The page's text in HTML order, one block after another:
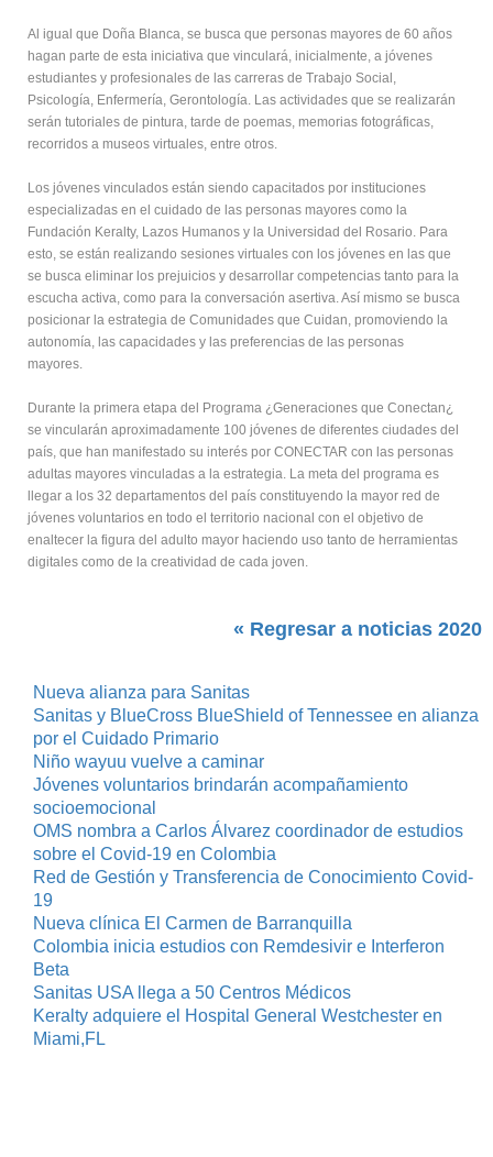
Al igual que Doña Blanca, se busca que personas mayores de 60 años
hagan parte de esta iniciativa que vinculará, inicialmente, a jóvenes
estudiantes y profesionales de las carreras de Trabajo Social,
Psicología, Enfermería, Gerontología. Las actividades que se realizarán
serán tutoriales de pintura, tarde de poemas, memorias fotográficas,
recorridos a museos virtuales, entre otros.
Los jóvenes vinculados están siendo capacitados por instituciones
especializadas en el cuidado de las personas mayores como la
Fundación Keralty, Lazos Humanos y la Universidad del Rosario. Para
esto, se están realizando sesiones virtuales con los jóvenes en las que
se busca eliminar los prejuicios y desarrollar competencias tanto para la
escucha activa, como para la conversación asertiva. Así mismo se busca
posicionar la estrategia de Comunidades que Cuidan, promoviendo la
autonomía, las capacidades y las preferencias de las personas
mayores.
Durante la primera etapa del Programa ¿Generaciones que Conectan¿
se vincularán aproximadamente 100 jóvenes de diferentes ciudades del
país, que han manifestado su interés por CONECTAR con las personas
adultas mayores vinculadas a la estrategia. La meta del programa es
llegar a los 32 departamentos del país constituyendo la mayor red de
jóvenes voluntarios en todo el territorio nacional con el objetivo de
enaltecer la figura del adulto mayor haciendo uso tanto de herramientas
digitales como de la creatividad de cada joven.
« Regresar a noticias 2020
Nueva alianza para Sanitas
Sanitas y BlueCross BlueShield of Tennessee en alianza
por el Cuidado Primario
Niño wayuu vuelve a caminar
Jóvenes voluntarios brindarán acompañamiento
socioemocional
OMS nombra a Carlos Álvarez coordinador de estudios
sobre el Covid-19 en Colombia
Red de Gestión y Transferencia de Conocimiento Covid-
19
Nueva clínica El Carmen de Barranquilla
Colombia inicia estudios con Remdesivir e Interferon
Beta
Sanitas USA llega a 50 Centros Médicos
Keralty adquiere el Hospital General Westchester en
Miami,FL